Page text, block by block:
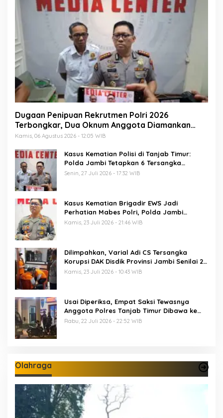
Dugaan Penipuan Rekrutmen Polri 2026
Terbongkar, Dua Oknum Anggota Diamankan
Propam Polda Jambi
Kamis, 06 Agustus 2026 - 12:05 WIB
Kasus Kematian Polisi di Tanjab Timur:
Polda Jambi Tetapkan 6 Tersangka
Termasuk 5 Anggota Polri
Senin, 27 Juli 2026 - 17:32 WIB
Kasus Kematian Brigadir EWS Jadi
Perhatian Mabes Polri, Polda Jambi
Periksa 18 Saksi
Kamis, 23 Juli 2026 - 21:46 WIB
Dilimpahkan, Varial Adi CS Tersangka
Korupsi DAK Disdik Provinsi Jambi Senilai 21
M Segera Disidang
Kamis, 23 Juli 2026 - 10:43 WIB
Usai Diperiksa, Empat Saksi Tewasnya
Anggota Polres Tanjab Timur Dibawa ke
Sel Tahanan Mapolda Jambi
Rabu, 22 Juli 2026 - 22:52 WIB
Olahraga